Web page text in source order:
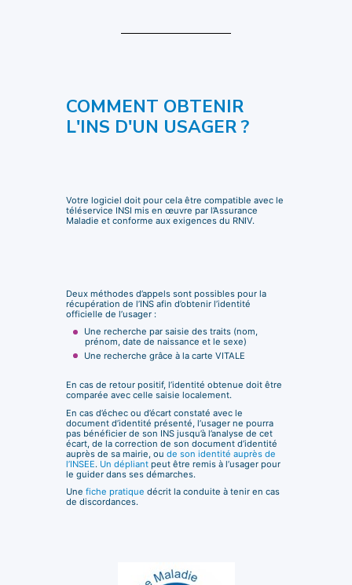
COMMENT OBTENIR
L'INS D'UN USAGER ?
Votre logiciel doit pour cela être compatible avec le
téléservice INSI mis en œuvre par l’Assurance
Maladie et conforme aux exigences du RNIV.
Deux méthodes d’appels sont possibles pour la
récupération de l’INS afin d’obtenir l’identité
officielle de l’usager :
Une recherche par saisie des traits (nom,
prénom, date de naissance et le sexe)
Une recherche grâce à la carte VITALE
En cas de retour positif, l’identité obtenue doit être
comparée avec celle saisie localement.
En cas d’échec ou d’écart constaté avec le
document d’identité présenté, l’usager ne pourra
pas bénéficier de son INS jusqu’à l’analyse de cet
écart, de la correction de son document d’identité
auprès de sa mairie, ou de son identité auprès de
l’INSEE. Un dépliant peut être remis à l’usager pour
le guider dans ses démarches.
Une fiche pratique décrit la conduite à tenir en cas
de discordances.